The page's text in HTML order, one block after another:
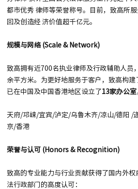
都市优秀 律师等荣誉称号。目前，致高所
回及创造经 济价值超千亿元。
规模与网络 (Scale & Network)
致高拥有近700名执业律师及行政辅助人员
余平方米。为更好地服务于客户，致高构
已在中国及中国香港地区设立了 13家办公室
天府/邛崃/宜宾/泸定/乌鲁木齐/凉山/德阳 /
京/香港
荣誉与认可 (Honors & Recognition)
致高的专业能力与行业贡献获得了国内外权
法行政部门的高度认可：